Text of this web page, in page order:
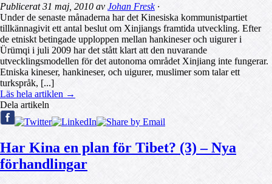
Publicerat31 maj, 2010 av Johan Fresk·
Under de senaste månaderna har det Kinesiska kommunistpartiet
tillkännagivit ett antal beslut om Xinjiangs framtida utveckling. Efter
de etniskt betingade upploppen mellan hankineser och uigurer i
Ürümqi i juli 2009 har det stått klart att den nuvarande
utvecklingsmodellen för det autonoma området Xinjiang inte fungerar.
Etniska kineser, hankineser, och uigurer, muslimer som talar ett
turkspråk, [...]
Läs hela artiklen →
Dela artikeln
Har Kina en plan för Tibet? (3) – Nya
förhandlingar